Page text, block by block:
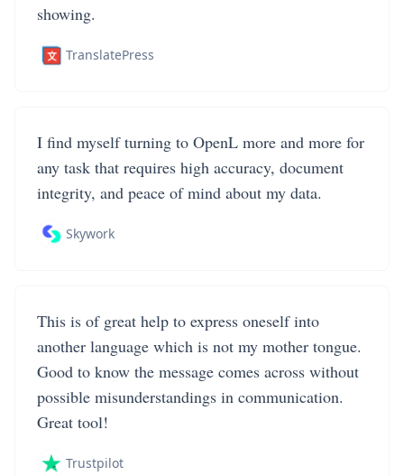
showing.
TranslatePress
I find myself turning to OpenL more and more for
any task that requires high accuracy, document
integrity, and peace of mind about my data.
Skywork
This is of great help to express oneself into
another language which is not my mother tongue.
Good to know the message comes across without
possible misunderstandings in communication.
Great tool!
Trustpilot